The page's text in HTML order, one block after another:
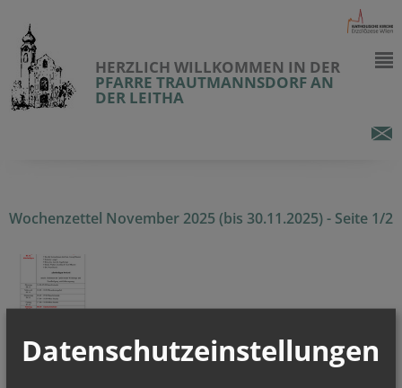
HERZLICH WILLKOMMEN IN DER
PFARRE TRAUTMANNSDORF AN
DER LEITHA
Wochenzettel November 2025 (bis 30.11.2025) - Seite 1/2
Datenschutzeinstellungen